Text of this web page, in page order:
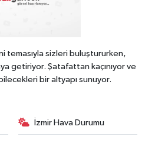
temasıyla sizleri buluştururken,
getiriyor. Şatafattan kaçınıyor ve
bir altyapı sunuyor.
İzmir Hava Durumu